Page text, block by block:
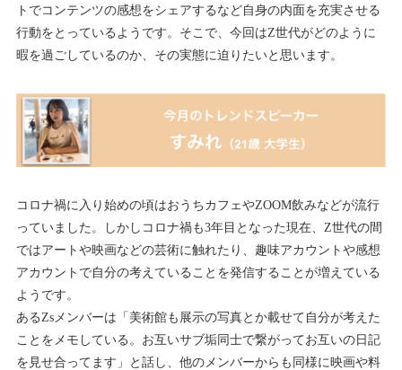
トでコンテンツの感想をシェアするなど自身の内面を充実させる
行動をとっているようです。そこで、今回はZ世代がどのように
暇を過ごしているのか、その実態に迫りたいと思います。
コロナ禍に入り始めの頃はおうちカフェやZOOM飲みなどが流行
っていました。しかしコロナ禍も3年目となった現在、Z世代の間
ではアートや映画などの芸術に触れたり、趣味アカウントや感想
アカウントで自分の考えていることを発信することが増えている
ようです。
あるZsメンバーは「美術館も展示の写真とか載せて自分が考えた
ことをメモしている。お互いサブ垢同士で繋がってお互いの日記
を見せ合ってます」と話し、他のメンバーからも同様に映画や料